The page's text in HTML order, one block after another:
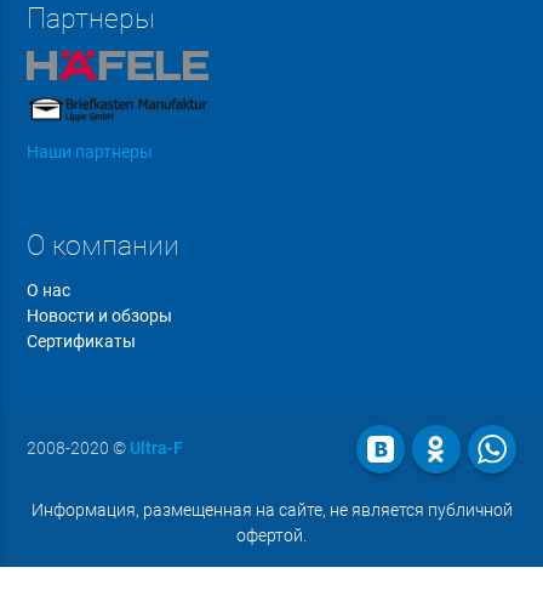
Партнеры
Наши партнеры
О компании
О нас
Новости и обзоры
Сертификаты
2008-2020 © Ultra-F
Информация, размещенная на сайте, не является публичной
офертой.